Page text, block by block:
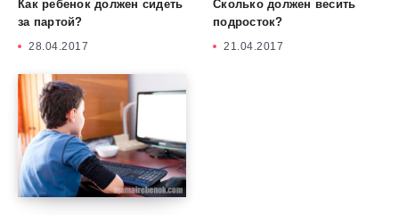
Как ребенок должен сидеть
за партой?
28.04.2017
Сколько должен весить
подросток?
21.04.2017